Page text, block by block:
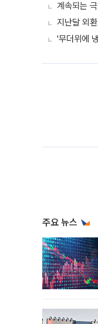
계속되는
지난달 외
'무더위에
주요 뉴스